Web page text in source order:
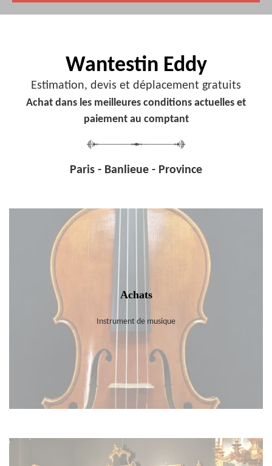
Wantestin Eddy
Estimation, devis et déplacement gratuits
Achat dans les meilleures conditions actuelles et
paiement au comptant
Paris - Banlieue - Province
Achats
Instrument de musique